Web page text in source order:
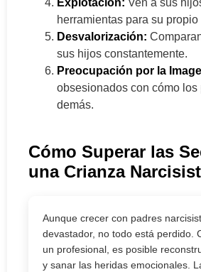
Explotación: Ven a sus
herramientas para su
Desvalorización:
sus hijos constantemente.
Preocupación por la
obsesionados con cómo los
demás.
Cómo Superar las
una Crianza
Aunque crecer con padres
devastador, no todo está perdido.
un profesional, es posible
y sanar las heridas emocionales.